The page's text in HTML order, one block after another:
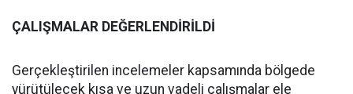
ÇALIŞMALAR DEĞERLENDİRİLDİ
Gerçekleştirilen incelemeler kapsamında bölgede
yürütülecek kısa ve uzun vadeli çalışmalar ele